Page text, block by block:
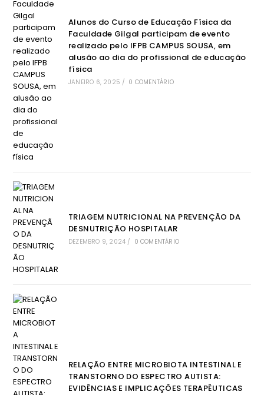
Alunos do Curso de Educação Física da
Faculdade Gilgal participam de evento
realizado pelo IFPB CAMPUS SOUSA, em
alusão ao dia do profissional de educação
física
JANEIRO 6, 2025 / 0 COMENTÁRIO
TRIAGEM NUTRICIONAL NA PREVENÇÃO DA
DESNUTRIÇÃO HOSPITALAR
DEZEMBRO 9, 2024 / 0 COMENTÁRIO
RELAÇÃO ENTRE MICROBIOTA INTESTINAL E
TRANSTORNO DO ESPECTRO AUTISTA:
EVIDÊNCIAS E IMPLICAÇÕES TERAPÊUTICAS